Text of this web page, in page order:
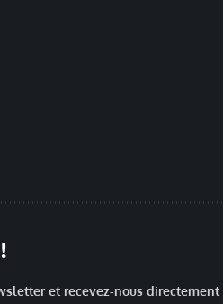
et recevez-nous directement